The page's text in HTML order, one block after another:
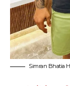
Simran Bhatia